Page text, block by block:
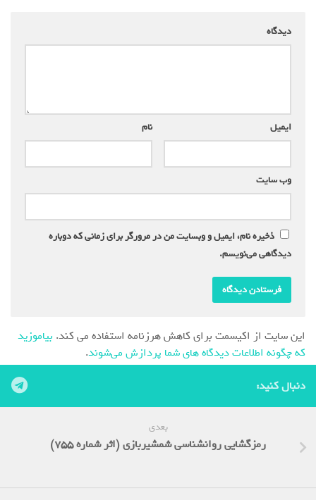
دیدگاه
نام ایمیل
وب‌ سایت
ذخیره نام، ایمیل و وبسایت من در مرورگر برای زمانی که دوباره
دیدگاهی می‌نویسم.
این سایت از اکیسمت برای کاهش هرزنامه استفاده می کند. بیاموزید
که چگونه اطلاعات دیدگاه های شما پردازش می‌شوند.
دنبال کنید:
بعدی
رمزگشایی روانشناسی شمشیربازی (اثر شماره 755)